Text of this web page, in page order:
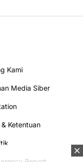
Kami
Media Siber
Ketentuan